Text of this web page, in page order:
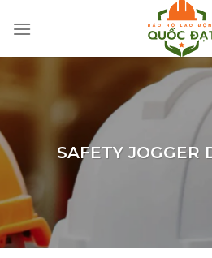
SAFETY JOGGER